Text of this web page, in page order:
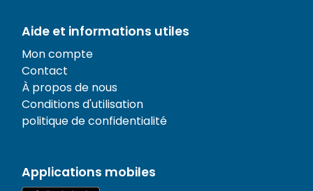
Aide et informations utiles
Mon compte
Contact
À propos de nous
Conditions d'utilisation
politique de confidentialité
Applications mobiles